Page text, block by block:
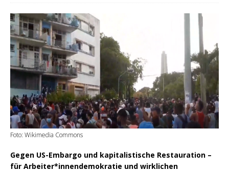
Foto: Wikimedia Commons
Gegen US-Embargo und kapitalistische Restauration –
für Arbeiter*innendemokratie und wirklichen